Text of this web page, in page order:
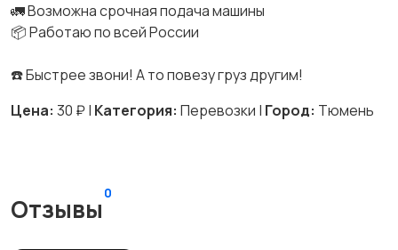
🚛 Возможна срочная подача машины
📦 Работаю по всей России
☎️ Быстрее звони! А то повезу груз другим!
Цена: 30 ₽ | Категория: Перевозки | Город: Тюмень
Отзывы
0